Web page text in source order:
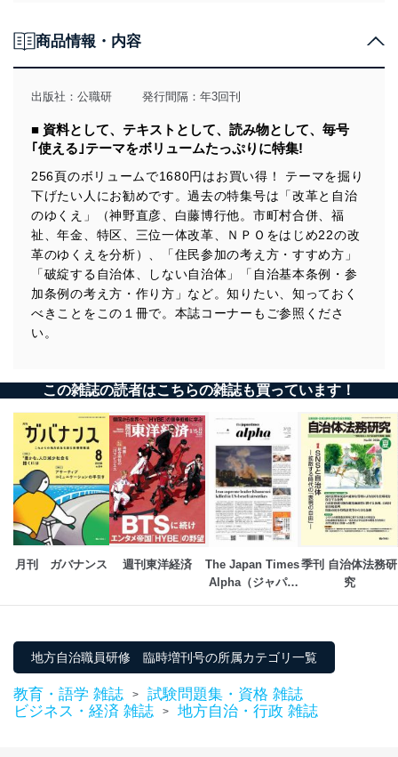
商品情報・内容
出版社： 公職研 発行間隔：年3回刊
■ 資料として、テキストとして、読み物として、毎号
｢使える｣テーマをボリュームたっぷりに特集!
256頁のボリュームで1680円はお買い得！ テーマを掘り
下げたい人にお勧めです。過去の特集号は「改革と自治
のゆくえ」（神野直彦、白藤博行他。市町村合併、福
祉、年金、特区、三位一体改革、ＮＰＯをはじめ22の改
革のゆくえを分析）、「住民参加の考え方・すすめ方」
「破綻する自治体、しない自治体」「自治基本条例・参
加条例の考え方・作り方」など。知りたい、知っておく
べきことをこの１冊で。本誌コーナーもご参照くださ
い。
この雑誌の読者はこちらの雑誌も買っています！
月刊　ガバナンス 週刊東洋経済
The Japan Times
Alpha（ジャパン
季刊 自治体法務研
究
地方自治職員研修 臨時増刊号の所属カテゴリ一覧
教育・語学 雑誌 >
試験問題集・資格 雑誌
ビジネス・経済 雑誌
> 地方自治・行政 雑誌